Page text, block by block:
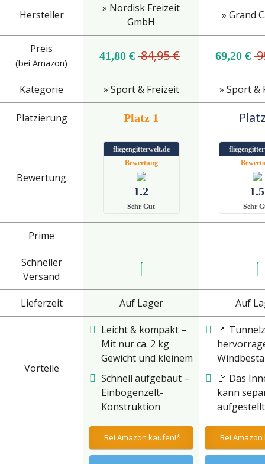
Hersteller
» Nordisk Freizeit
GmbH
» Grand
Preis
(bei Amazon)
41,80 € 84,95 € 69,20 €
Kategorie » Sport & Freizeit » Sport &
Platzierung Platz 1
Bewertung
fliegengitterwelt.de
Bewertung
1.2
Sehr Gut
1.5
Sehr
Prime
Schneller
Versand
Lieferzeit Auf Lager Auf
Vorteile
Leicht & kompakt –
Mit nur ca. 2 kg
Gewicht und kleinem
Packmaß ideal für
Solo-Abenteuer,
Bushcraft und
Camping
Schnell aufgebaut –
Einbogenzelt-
Konstruktion
ermöglicht
unkomplizierten
Aufbau in wenigen
🚩
an der
vor Wind
Wetter
🚩 Das
kann
die
kann bei
Wetter
Bei Amazon kaufen!* Bei